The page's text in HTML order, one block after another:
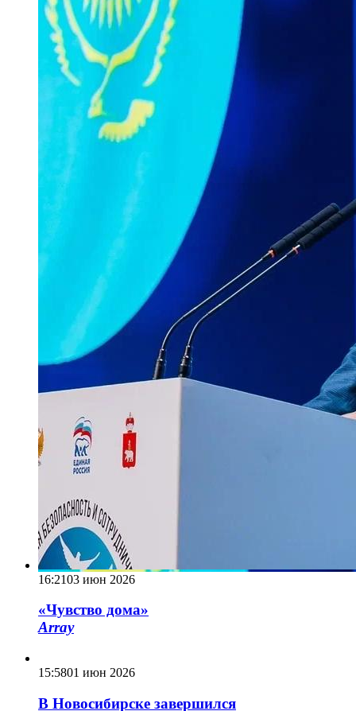
16:2103 июн 2026
«Чувство дома»
Array
15:5801 июн 2026
В Новосибирске завершился